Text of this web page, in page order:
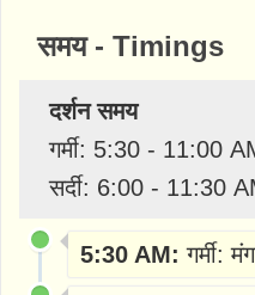
समय - Timings
दर्शन समय
गर्मी: 5:30 - 11:00
सर्दी: 6:00 - 11:30
5:30 AM:गर्मी: